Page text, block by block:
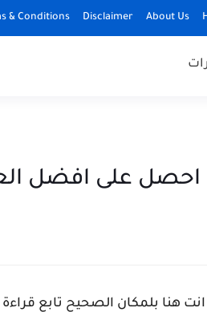
About Us
Disclaimer
& Conditions
احصل على افضل
انت هنا بلمكان الصحيح تابع